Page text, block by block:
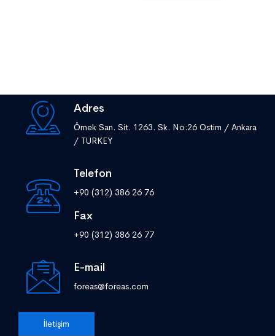
Adres
Örnek San. Sit. 1263. Sk. No:26 Ostim / Ankara
/ TURKEY
Telefon
+90 (312) 386 26 76
Fax
+90 (312) 386 26 77
E-mail
foreas@foreas.com
İletişim